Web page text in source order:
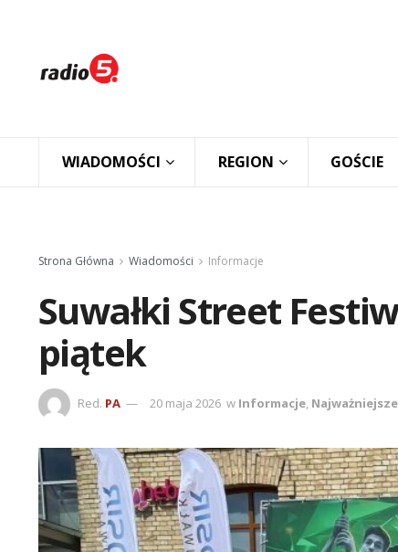
WIADOMOŚCI REGION GOŚCIE
Strona Główna Wiadomości Informacje
Suwałki Street
piątek
Red. PA 20 maja 2026 w Informacje, Najważniejsze